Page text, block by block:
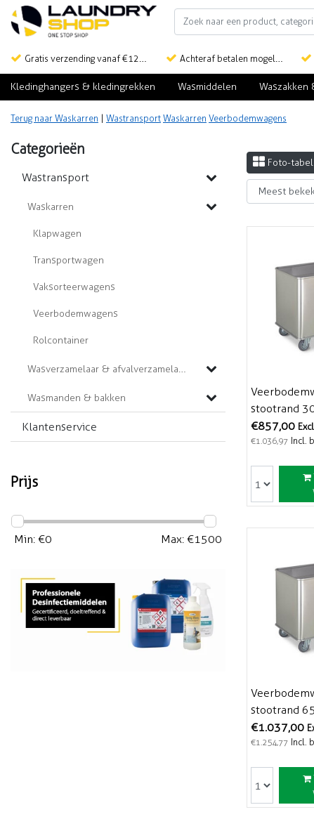
Gratis verzending vanaf €125,- Achteraf betalen mogelijk
Kledinghangers & kledingrekken Wasmiddelen Waszakken
Terug naar Waskarren Wastransport Waskarren Veerbodemwagens
Categorieën
Wastransport
Waskarren
Klapwagen
Transportwagen
Vaksorteerwagens
Veerbodemwagens
Rolcontainer
Wasverzamelaar & afvalverzamelaar
Wasmanden & bakken
Klantenservice
Prijs
Min: €0 Max: €1500
Foto-tabel
stootrand
€857,00
€1.036,97 Incl.
stootrand
€1.037,00
€1.254,77 Incl.